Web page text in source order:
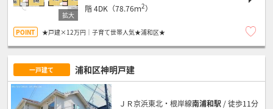
階4DK（78.76ｍ2）
★戸建×12万円｜子育て世帯人気★浦和区★
一戸建て 浦和区神明戸建
ＪＲ京浜東北・根岸線南浦和駅 / 徒歩11分